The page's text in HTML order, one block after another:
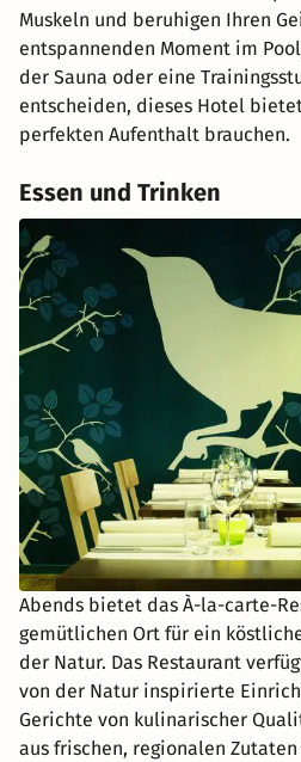
Muskeln und beruhigen Ihren
entspannenden Moment im
der Sauna oder eine
entscheiden, dieses Hotel
perfekten Aufenthalt brauchen.
Essen und Trinken
Abends bietet das À-la-carte-
gemütlichen Ort für ein
der Natur. Das Restaurant
von der Natur inspirierte
Gerichte von kulinarischer
aus frischen, regionalen